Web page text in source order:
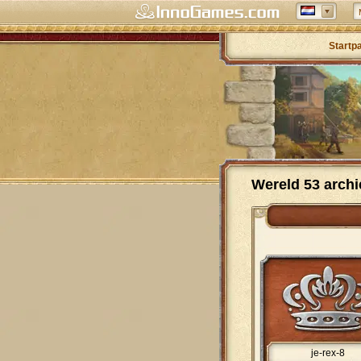
Wereld 53
je-rex-8